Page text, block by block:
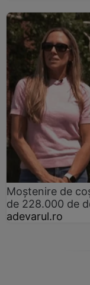
Moștenire de
de 228.000 de
adevarul.ro